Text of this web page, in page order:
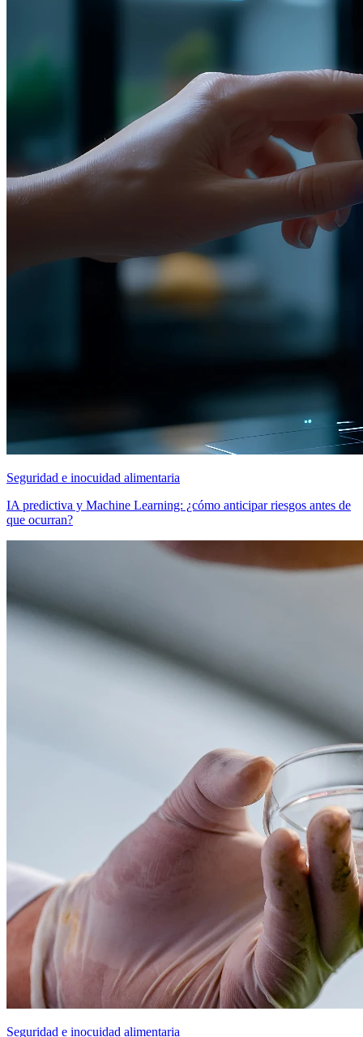
Seguridad e inocuidad alimentaria
IA predictiva y Machine Learning: ¿cómo anticipar riesgos antes de
que ocurran?
Seguridad e inocuidad alimentaria